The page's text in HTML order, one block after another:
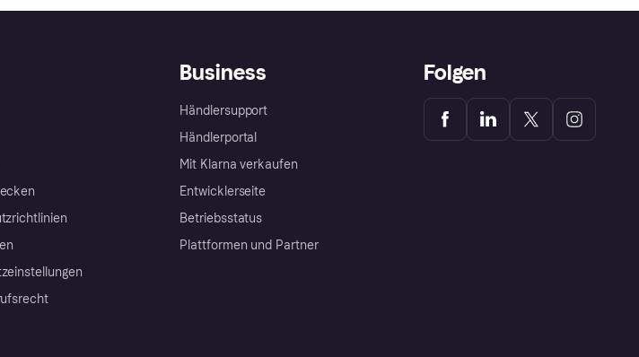
Business
Händlersupport
Händlerportal
Mit Klarna verkaufen
Entwicklerseite
Betriebsstatus
Plattformen und Partner
Folgen